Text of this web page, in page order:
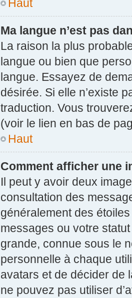
Haut
Ma langue n’est pas
La raison la plus
langue ou bien que
langue. Essayez de
désirée. Si elle n’existe
traduction. Vous
(voir le lien en bas de
Haut
Comment afficher une
Il peut y avoir deux
consultation des
généralement des
messages ou votre
grande, connue sous le
personnelle à chaque
avatars et de décider de
ne pouvez pas utiliser